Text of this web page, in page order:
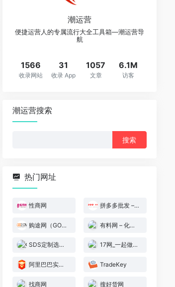
潮运营
便捷运营人的专属流行大全工具箱—潮运营导
航
1566
收录网站
31
收录 App
1057
文章
6.1M
访客
潮运营搜索
热门网址
性商网 拼多多批发 – 拼多多官方采购批发平台
购途网（GO2.CN） 有料网 – 化工产业数字化综合服务平台
SDS定制选品 – 跨境电商DIY产品铺货平台 17网_一起做网店
阿里巴巴实力工厂 TradeKey
找商网 搜好货网